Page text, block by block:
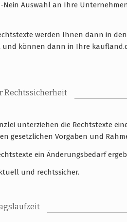
Nein Auswahl an Ihre
werden Ihnen dann in
und können dann in Ihre
Rechtssicherheit
unterziehen die Rechtstexte
gesetzlichen Vorgaben und
ein Änderungsbedarf
und rechtssicher.